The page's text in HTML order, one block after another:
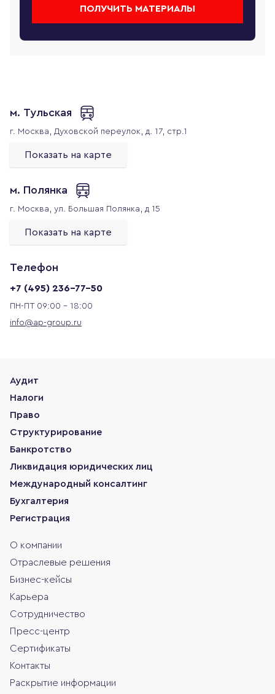
ПОЛУЧИТЬ МАТЕРИАЛЫ
м. Тульская
г. Москва, Духовской переулок, д. 17, стр.1
Показать на карте
м. Полянка
г. Москва, ул. Большая Полянка, д 15
Показать на карте
Телефон
+7 (495) 236-77-50
ПН-ПТ 09:00 - 18:00
info@ap-group.ru
Аудит
Налоги
Право
Структурирование
Банкротство
Ликвидация юридических лиц
Международный консалтинг
Бухгалтерия
Регистрация
О компании
Отраслевые решения
Бизнес-кейсы
Карьера
Сотрудничество
Пресс-центр
Сертификаты
Контакты
Раскрытие информации